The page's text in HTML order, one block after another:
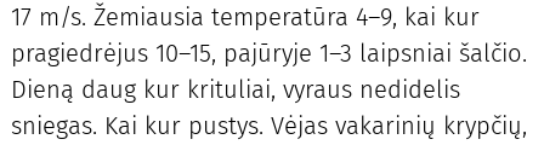
17 m/s. Žemiausia temperatūra 4–9, kai kur
pragiedrėjus 10–15, pajūryje 1–3 laipsniai šalčio.
Dieną daug kur krituliai, vyraus nedidelis
sniegas. Kai kur pustys. Vėjas vakarinių krypčių,